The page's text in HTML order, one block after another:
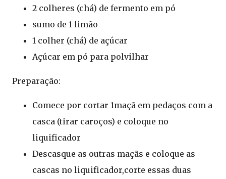
2 colheres (chá) de fermento em pó
sumo de 1 limão
1 colher (chá) de açúcar
Açúcar em pó para polvilhar
Preparação:
Comece por cortar 1maçã em pedaços com a
casca (tirar caroços) e coloque no
liquificador
Descasque as outras maçãs e coloque as
cascas no liquificador,corte essas duas